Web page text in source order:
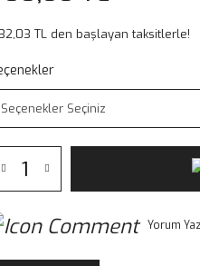
TL den başlayan taksitlerle!
Yorum Yaz